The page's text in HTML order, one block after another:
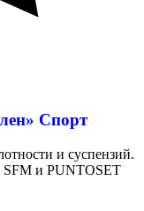
Спорт
и суспензий.
и PUNTOSET